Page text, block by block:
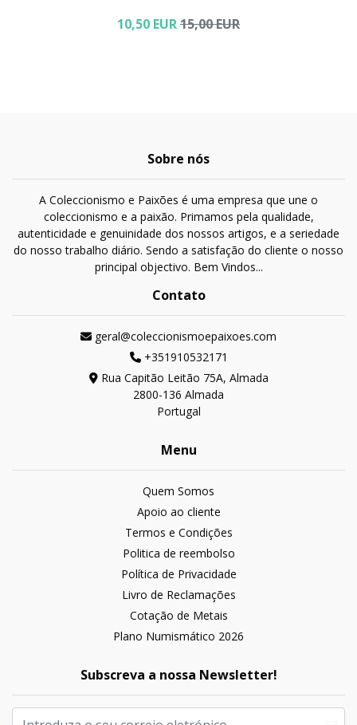
10,50 EUR15,00 EUR
Sobre nós
A Coleccionismo e Paixões é uma empresa que une o
coleccionismo e a paixão. Primamos pela qualidade,
autenticidade e genuinidade dos nossos artigos, e a seriedade
do nosso trabalho diário. Sendo a satisfação do cliente o nosso
principal objectivo. Bem Vindos...
Contato
geral@coleccionismoepaixoes.com
+351910532171
Rua Capitão Leitão 75A, Almada
2800-136 Almada
Portugal
Menu
Quem Somos
Apoio ao cliente
Termos e Condições
Politica de reembolso
Política de Privacidade
Livro de Reclamações
Cotação de Metais
Plano Numismático 2026
Subscreva a nossa Newsletter!